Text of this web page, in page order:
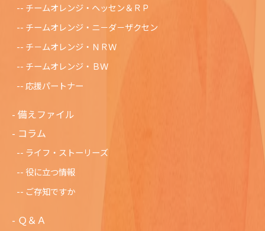
チームオレンジ・ヘッセン＆ＲＰ
チームオレンジ・ニ－ダ－ザクセン
チ－ムオレンジ・ＮＲＷ
チームオレンジ・ＢＷ
応援パートナー
備えファイル
コラム
ライフ・ストーリーズ
役に立つ情報
ご存知ですか
Ｑ＆Ａ